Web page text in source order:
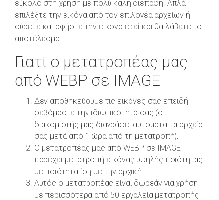
εύκολο στη χρήση με πολύ καλή διεπαφή. Απλά
επιλέξτε την εικόνα από τον επιλογέα αρχείων ή
σύρετε και αφήστε την εικόνα εκεί και θα λάβετε το
αποτέλεσμα.
Γιατί ο μετατροπέας μας
από WEBP σε IMAGE
Δεν αποθηκεύουμε τις εικόνες σας επειδή
σεβόμαστε την ιδιωτικότητά σας (ο
διακομιστής μας διαγράφει αυτόματα τα αρχεία
σας μετά από 1 ώρα από τη μετατροπή).
Ο μετατροπέας μας από WEBP σε IMAGE
παρέχει μετατροπή εικόνας υψηλής ποιότητας
με ποιότητα ίση με την αρχική.
Αυτός ο μετατροπέας είναι δωρεάν για χρήση
με περισσότερα από 50 εργαλεία μετατροπής